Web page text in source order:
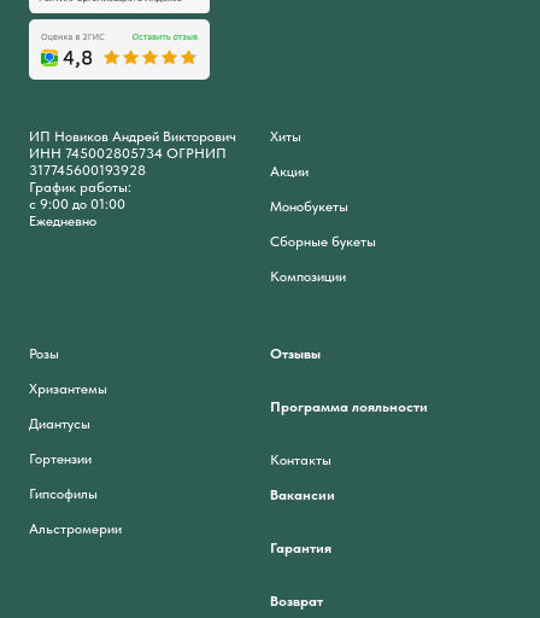
ИП Новиков Андрей Викторович
ИНН 745002805734 ОГРНИП
317745600193928
График работы:
с 9:00 до 01:00
Ежедневно
Хиты
Акции
Монобукеты
Сборные букеты
Композиции
Розы
Хризантемы
Диантусы
Гортензии
Гипсофилы
Альстромерии
Отзывы
Программа лояльности
Контакты
Вакансии
Гарантия
Возврат